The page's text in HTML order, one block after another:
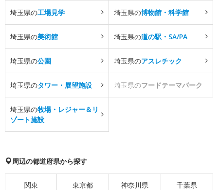
埼玉県の工場見学 埼玉県の博物館・科学館
埼玉県の美術館 埼玉県の道の駅・SA/PA
埼玉県の公園 埼玉県のアスレチック
埼玉県のタワー・展望施設 埼玉県のフードテーマパーク
埼玉県の牧場・レジャー＆リ
ゾート施設
周辺の都道府県から探す
関東 東京都 神奈川県 千葉県